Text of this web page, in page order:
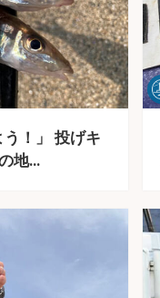
う！」 投げキ
地…